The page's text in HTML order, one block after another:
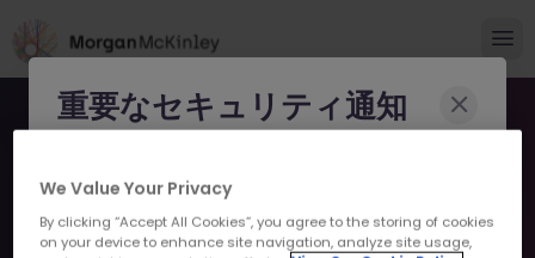
重要なセキュリティ通知
になりすまし、求職者を詐欺に巻き込もうとする
事例が報告されています。
We Value Your Privacy
By clicking “Accept All Cookies”, you agree to the storing of cookies
on your device to enhance site navigation, analyze site usage,